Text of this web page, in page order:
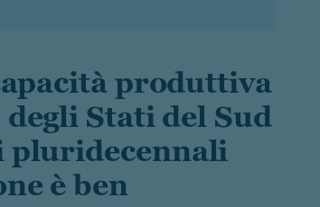
produttiva
Stati del Sud
pluridecennali
è ben